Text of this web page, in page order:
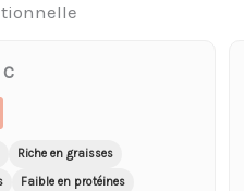
Riche en graisses
Faible en protéines